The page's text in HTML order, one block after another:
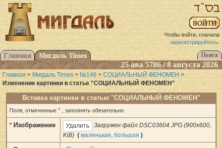
Чтобы войти, сначала
зарегистрируйтесь.
25 ава 5786 / 8 августа 2026
Главная > Мигдаль Times > №146 > СОЦИАЛЬНЫЙ ФЕНОМЕН >
Изменение картинки в статье "СОЦИАЛЬНЫЙ ФЕНОМЕН"
Вставка картинки в статью "СОЦИАЛЬНЫЙ ФЕНОМЕН"
Поля, отмеченные * , заполнять обязательно
* Изображение
Загружен файл DSC03604.JPG (900x600,
KiB) ( маленькая большая )